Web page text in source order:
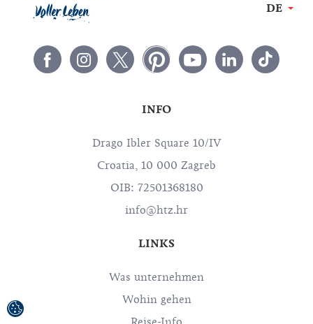
DE
INFO
Drago Ibler Square 10/IV
Croatia, 10 000 Zagreb
OIB: 72501368180
info@htz.hr
LINKS
Was unternehmen
Wohin gehen